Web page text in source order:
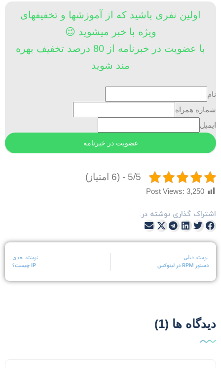
اولین نفری باشید که از آموزشها و تخفیفهای
ویژه با خبر میشوید 😉
با عضویت در خبرنامه از 80 درصد تخفیف بهره
مند شوید
همراه
5/5 - (6 امتیاز)
Post Views: 3,250
گذاری نوشته در:
نوشته قبلی
دستور RPM در لینوکس
نوشته بعدی
ها (1)